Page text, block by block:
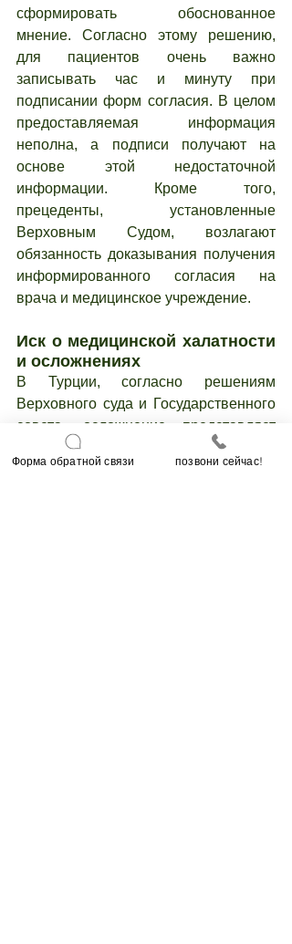
сформировать обоснованное
мнение. Согласно этому решению,
для пациентов очень важно
записывать час и минуту при
подписании форм согласия. В целом
предоставляемая информация
неполна, а подписи получают на
основе этой недостаточной
информации. Кроме того,
прецеденты, установленные
Верховным Судом, возлагают
обязанность доказывания получения
информированного согласия на
врача и медицинское учреждение.
Иск о медицинской халатности
и осложнениях
В Турции, согласно решениям
Верховного суда и Государственного
совета, осложнение представляет
собой непредвиденную ситуацию или
нежелательный исход, возникающий
Форма обратной связи позвони сейчас!